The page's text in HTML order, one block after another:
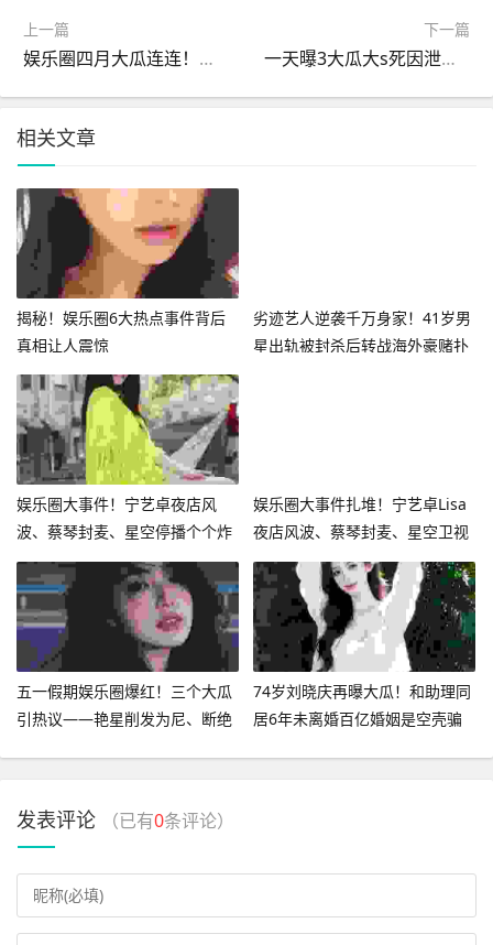
上一篇
娱乐圈四月大瓜连连！娜扎放话人比角色美全红婵遭网暴报警内幕
下一篇
一天曝3大瓜大s死因泄露、洪金宝暴瘦某顶流亲戚作恶曝光
相关文章
揭秘！娱乐圈6大热点事件背后
真相让人震惊
劣迹艺人逆袭千万身家！41岁男
星出轨被封杀后转战海外豪赌扑
娱乐圈大事件！宁艺卓夜店风
波、蔡琴封麦、星空停播个个炸
热搜
娱乐圈大事件扎堆！宁艺卓Lisa
夜店风波、蔡琴封麦、星空卫视
停播个个炸热搜
五一假期娱乐圈爆红！三个大瓜
引热议——艳星削发为尼、断绝
74岁刘晓庆再曝大瓜！和助理同
居6年未离婚百亿婚姻是空壳骗
发表评论 （已有0条评论）